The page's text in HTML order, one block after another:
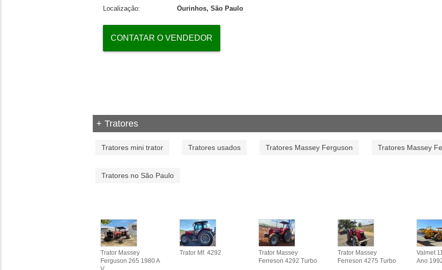
Localização:
Ourinhos, São Paulo
CONTATAR O VENDEDOR
+ Tratores
Tratores mini trator Tratores usados Tratores Massey Ferguson Tratores Massey
Tratores no São Paulo
Trator Massey
Ferguson 265 1980 A
Trator Mf. 4292
Trator Massey
Ferreson 4292 Turbo
Trator Massey
Ferreson 4275 Turbo
Valmet
Ano